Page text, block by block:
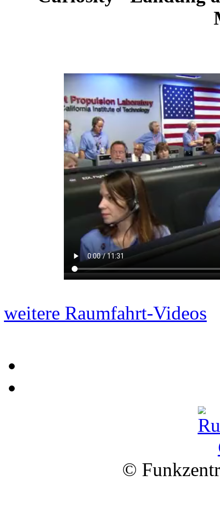
weitere Raumfahrt-Videos
©